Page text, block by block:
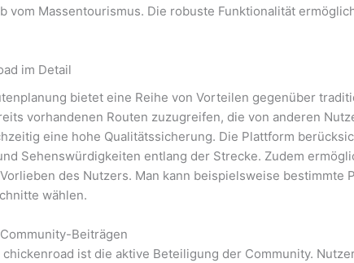
vom Massentourismus. Die robuste Funktionalität
im Detail
bietet eine Reihe von Vorteilen gegenüber
vorhandenen Routen zuzugreifen, die von anderen
eine hohe Qualitätssicherung. Die Plattform
Sehenswürdigkeiten entlang der Strecke. Zudem
des Nutzers. Man kann beispielsweise
wählen.
Beiträgen
ist die aktive Beteiligung der Community.